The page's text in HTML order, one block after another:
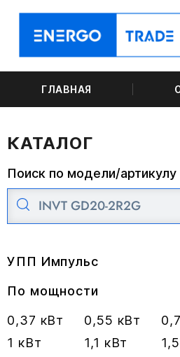
ГЛАВНАЯ
КАТАЛОГ
Поиск по модели/артикулу
УПП Импульс
По мощности
0,37 кВт
0,55 кВт
1 кВт
1,1 кВт